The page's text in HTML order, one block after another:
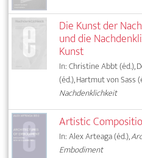
Die Kunst der
und die
Kunst
In: Christine Abbt (éd.),
(éd.), Hartmut von Sass
Nachdenklichkeit
Artistic
In: Alex Arteaga (éd.),
Embodiment